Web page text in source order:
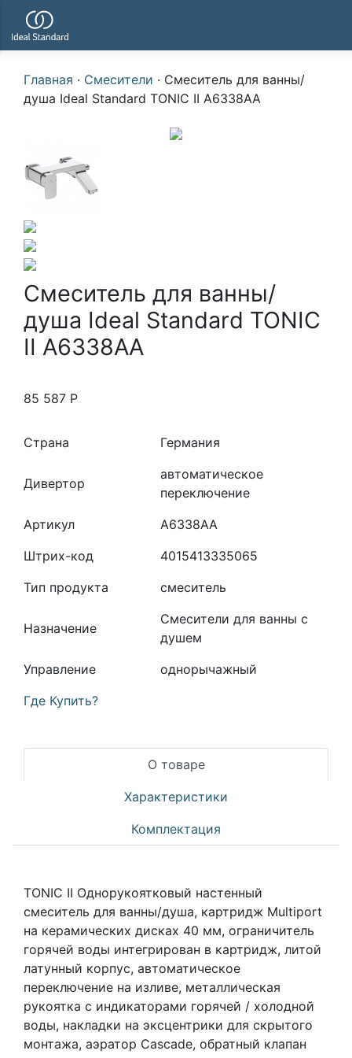
Главная · Смесители · Смеситель для ванны/
душа Ideal Standard TONIC II A6338AA
Смеситель для ванны/
душа Ideal Standard TONIC
II A6338AA
85 587 Р
Страна Германия
Дивертор
автоматическое
переключение
Артикул
A6338AA
Штрих-код
4015413335065
Тип продукта
смеситель
Назначение
Смесители для ванны с
душем
Управление
однорычажный
Где Купить?
О товаре
Характеристики
Комплектация
TONIC II Однорукоятковый настенный
смеситель для ванны/душа, картридж Multiport
на керамических дисках 40 мм, ограничитель
горячей воды интегрирован в картридж, литой
латунный корпус, автоматическое
переключение на изливе, металлическая
рукоятка с индикаторами горячей / холодной
воды, накладки на эксцентрики для скрытого
монтажа, аэратор Cascade, обратный клапан